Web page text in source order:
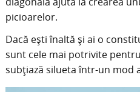
picioarelor.
Dacă ești înaltă și ai o
sunt cele mai potrivite
subțiază silueta într-un mod